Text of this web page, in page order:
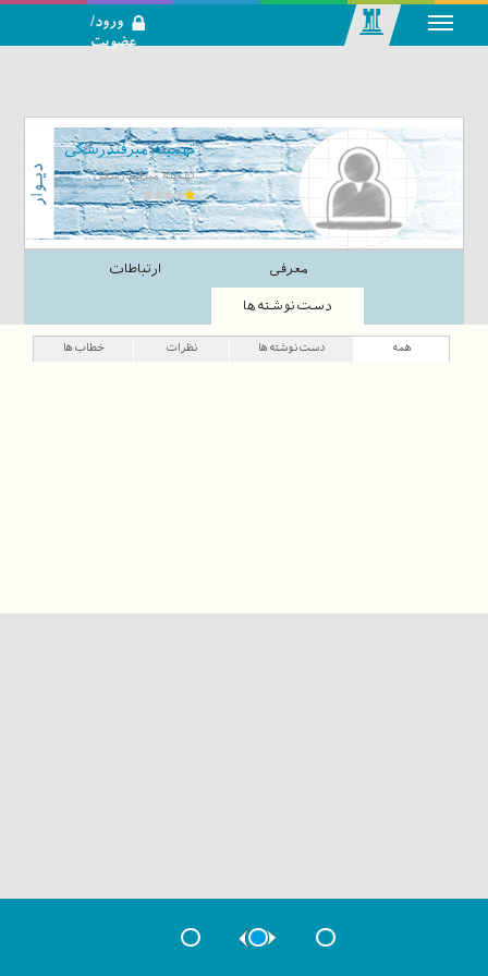
تحلیلی بازار
سرمایه
ورود/
عضویت
تهمینه میرفندرسکی
تهمینه میرفندرسکی
معرفی ارتباطات
دست‌نوشته‌ها
همه دست‌نوشته‌ها نظرات خطاب‌ها